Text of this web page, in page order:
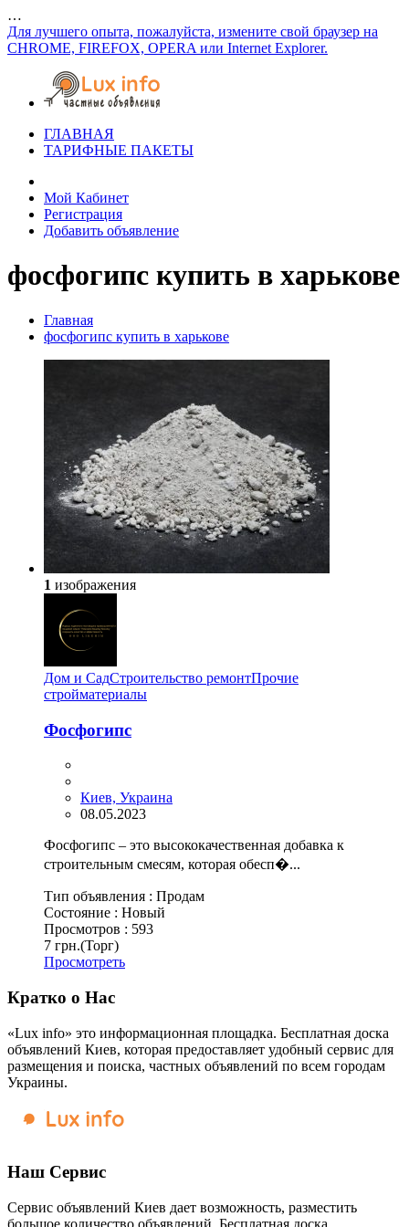
…
Для лучшего опыта, пожалуйста, измените свой браузер на
CHROME, FIREFOX, OPERA или Internet Explorer.
ГЛАВНАЯ
ТАРИФНЫЕ ПАКЕТЫ
Мой Кабинет
Регистрация
Добавить объявление
фосфогипс купить в харькове
Главная
фосфогипс купить в харькове
1 изображения
Дом и СадСтроительство ремонтПрочие
стройматериалы
Фосфогипс
Киев, Украина
08.05.2023
Фосфогипс – это высококачественная добавка к
строительным смесям, которая обесп�...
Тип объявления : Продам
Состояние : Новый
Просмотров : 593
7 грн.(Торг)
Просмотреть
Кратко о Нас
«Lux info» это информационная площадка. Бесплатная доска
объявлений Киев, которая предоставляет удобный сервис для
размещения и поиска, частных объявлений по всем городам
Украины.
Наш Сервис
Сервис объявлений Киев дает возможность, разместить